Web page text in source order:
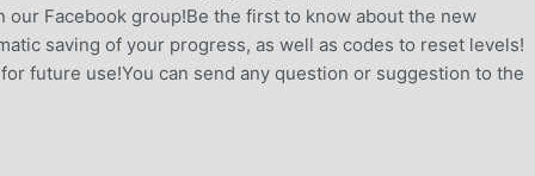
Facebook group!Be the first to know about the new
saving of your progress, as well as codes to reset levels!
future use!You can send any question or suggestion to the